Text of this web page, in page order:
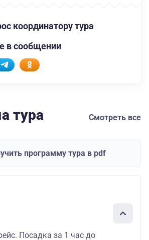
координатору тура
в сообщении
тура Смотреть все
программу тура в pdf
Посадка за 1 час до